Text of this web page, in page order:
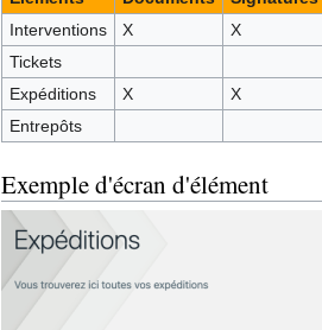
Interventions
X
X
Tickets
Expéditions
X X
Entrepôts
Exemple d'écran d'élément